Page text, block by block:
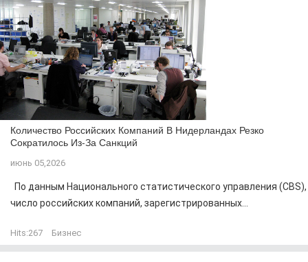
Количество Российских Компаний В Нидерландах Резко
Сократилось Из-За Санкций
июнь 05,2026
По данным Национального статистического управления (CBS),
число российских компаний, зарегистрированных...
Hits:267 Бизнес